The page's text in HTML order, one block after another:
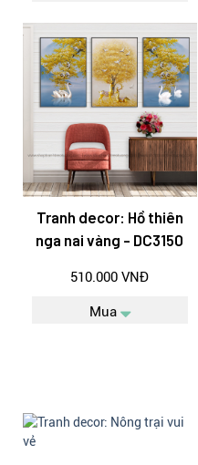
Tranh decor: Hồ thiên
nga nai vàng - DC3150
510.000 VNĐ
Mua